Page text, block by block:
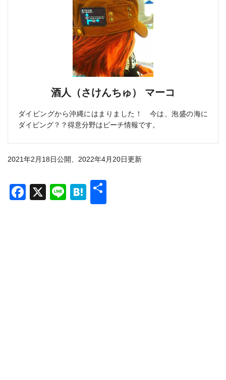
酒人（さけんちゅ） マーコ
ダイビングから沖縄にはまりました！ 今は、泡盛の海に
ダイビング？？得意分野はビーチ情報です。
2021年2月18日公開、2022年4月20日更新
Facebook
X LineHatena